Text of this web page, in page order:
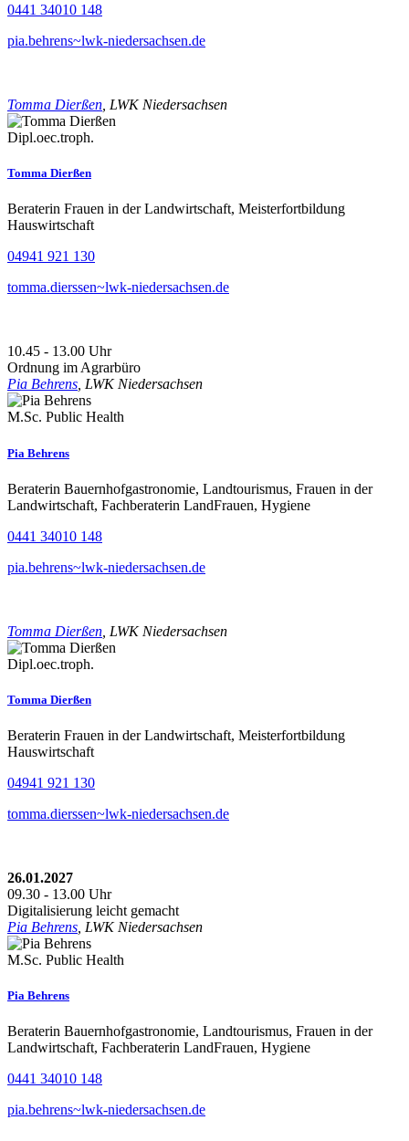
0441 34010 148
pia.behrens~lwk-niedersachsen.de
Tomma Dierßen , LWK Niedersachsen
Dipl.oec.troph.
Tomma Dierßen
Beraterin Frauen in der Landwirtschaft, Meisterfortbildung
Hauswirtschaft
04941 921 130
tomma.dierssen~lwk-niedersachsen.de
10.45 - 13.00 Uhr
Ordnung im Agrarbüro
Pia Behrens, LWK Niedersachsen
M.Sc. Public Health
Pia Behrens
Beraterin Bauernhofgastronomie, Landtourismus, Frauen in der
Landwirtschaft, Fachberaterin LandFrauen, Hygiene
0441 34010 148
pia.behrens~lwk-niedersachsen.de
Tomma Dierßen , LWK Niedersachsen
Dipl.oec.troph.
Tomma Dierßen
Beraterin Frauen in der Landwirtschaft, Meisterfortbildung
Hauswirtschaft
04941 921 130
tomma.dierssen~lwk-niedersachsen.de
26.01.2027
09.30 - 13.00 Uhr
Digitalisierung leicht gemacht
Pia Behrens , LWK Niedersachsen
M.Sc. Public Health
Pia Behrens
Beraterin Bauernhofgastronomie, Landtourismus, Frauen in der
Landwirtschaft, Fachberaterin LandFrauen, Hygiene
0441 34010 148
pia.behrens~lwk-niedersachsen.de